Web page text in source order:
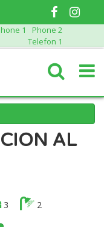
1
Phone 2
Telefon 1
AL
3 2